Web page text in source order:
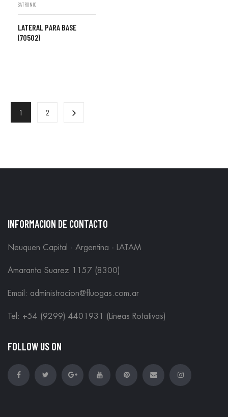
SATRONIC
LATERAL PARA BASE
(70502)
1 2
INFORMACION DE CONTACTO
Neuquen Capital - Argentina - LATAM
Amaranto Suarez 1157 (8300)
Email: administracion@fluogas.com.ar
Tel: +54 (9299) 4401931 (Lineas Rotativas)
FOLLOW US ON